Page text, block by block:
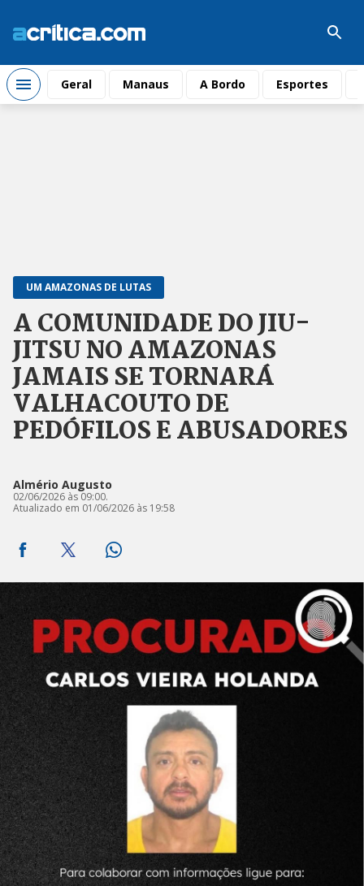
Geral Manaus A Bordo Esportes
UM AMAZONAS DE LUTAS
A COMUNIDADE DO JIU-
JITSU NO AMAZONAS
JAMAIS SE TORNARÁ
VALHACOUTO DE
PEDÓFILOS E ABUSADORES
Almério Augusto
02/06/2026 às 09:00.
Atualizado em 01/06/2026 às 19:58